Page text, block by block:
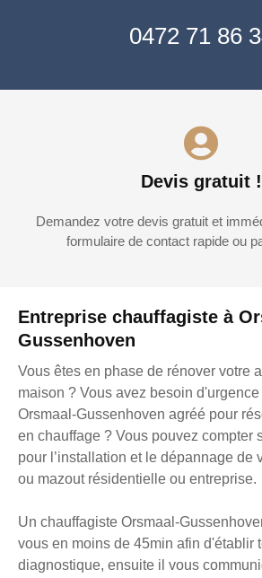
Entreprise chauffagiste à
Gussenhoven
Vous êtes en phase de rénover votre
maison ? Vous avez besoin
Orsmaal-Gussenhoven agréé pour
en chauffage ? Vous pouvez compter
pour l’installation et le dépannage de
ou mazout résidentielle ou entreprise.
Un chauffagiste Orsmaal-
vous en moins de 45min afin d'établir
diagnostique, ensuite il vous
0472 71 86
Devis gratuit !
Demandez votre devis gratuit et
formulaire de contact rapide ou